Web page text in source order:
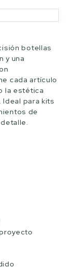
botellas
y una
cada artículo
la estética
para kits
de